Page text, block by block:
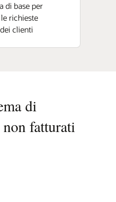
di base per
richieste
clienti
di
fatturati